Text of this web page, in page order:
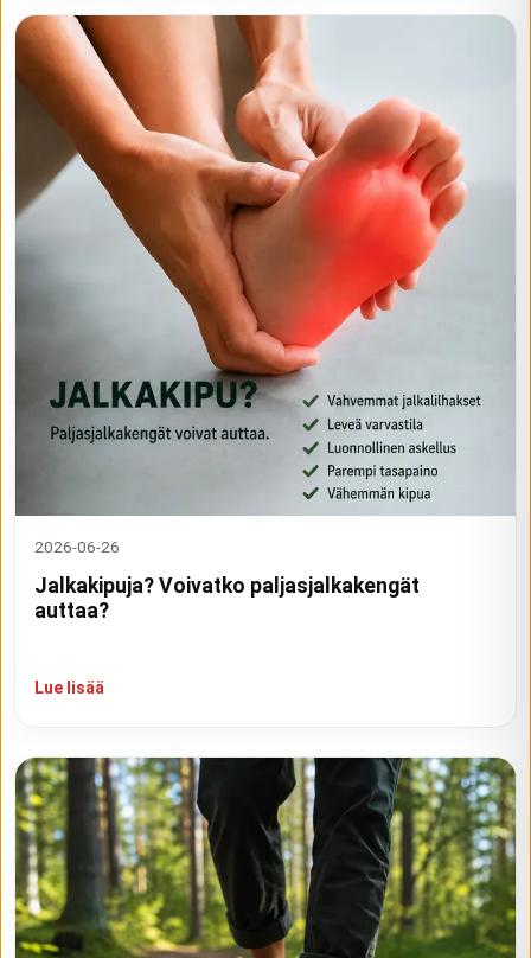
2026-06-26
Jalkakipuja? Voivatko paljasjalkakengät
auttaa?
Lue lisää